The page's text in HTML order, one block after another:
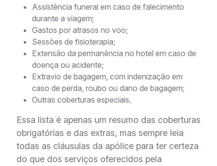
Assistência funeral em caso de falecimento
durante a viagem;
Gastos por atrasos no voo;
Sessões de fisioterapia;
Extensão da permanência no hotel em caso de
doença ou acidente;
Extravio de bagagem, com indenização em
caso de perda, roubo ou dano de bagagem;
Outras coberturas especiais.
Essa lista é apenas um resumo das coberturas
obrigatórias e das extras, mas sempre leia
todas as cláusulas da apólice para ter certeza
do que dos serviços oferecidos pela